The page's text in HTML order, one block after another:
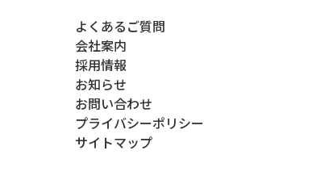
よくあるご質問
会社案内
採用情報
お知らせ
お問い合わせ
プライバシーポリシー
サイトマップ